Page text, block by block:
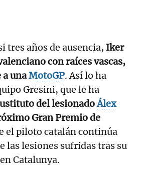
tres años de ausencia, Iker
con raíces vascas,
a unaMotoGP. Así lo ha
Gresini, que le ha
del lesionadoÁlex
Gran Premio de
el piloto catalán continúa
las lesiones sufridas tras su
Catalunya.